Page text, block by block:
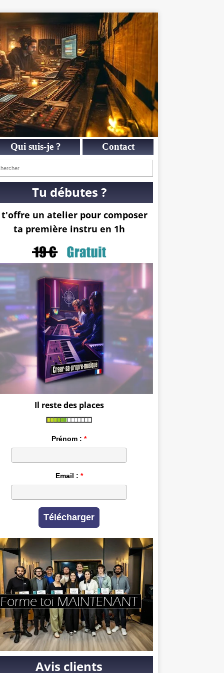
Qui suis-je ? Contact
Tu débutes ?
t'offre un atelier pour composer
ta première instru en 1h
Il reste des places
Prénom :
Email :
Télécharger
Avis clients